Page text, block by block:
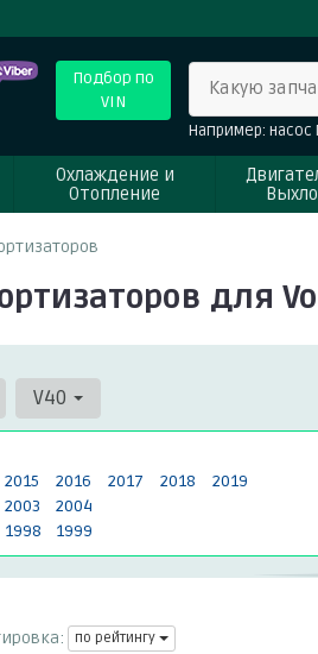
Подбор по
VIN
Какую
Например: насос
Охлаждение и
Отопление
для
2015 2016 2017 2018
2019
2003
2004
1998 1999
V40
по рейтингу